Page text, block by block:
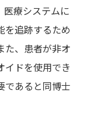
療システムに
を追跡するため
た、患者が非オ
イドを使用でき
であると同博士